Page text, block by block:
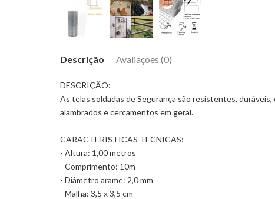
Descrição Avaliações (0)
DESCRIÇÃO:
As telas soldadas de Segurança são resistentes,
alambrados e cercamentos em geral.
CARACTERISTICAS TECNICAS:
- Altura: 1,00 metros
- Comprimento: 10m
- Diâmetro arame: 2,0 mm
- Malha: 3,5 x 3,5 cm